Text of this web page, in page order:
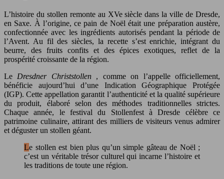
L’histoire du stollen remonte au XVe siècle dans la ville de Dresde,
en Saxe. À l’origine, ce pain de Noël était une préparation austère,
confectionnée avec les ingrédients autorisés pendant la période de
l’Avent. Au fil des siècles, la recette s’est enrichie, intégrant du
beurre, des fruits confits et des épices exotiques, reflet de la
prospérité croissante de la région.
Le Dresdner Christstollen , comme on l’appelle officiellement,
bénéficie aujourd’hui d’une Indication Géographique Protégée
(IGP). Cette appellation garantit l’authenticité et la qualité supérieure
du produit, élaboré selon des méthodes traditionnelles strictes.
Chaque année, le festival du Stollenfest à Dresde célèbre ce
patrimoine culinaire, attirant des milliers de visiteurs venus admirer
et déguster un stollen géant.
Le stollen est bien plus qu’un simple gâteau de Noël ;
c’est un véritable trésor culturel qui incarne l’histoire et
les traditions de toute une région.